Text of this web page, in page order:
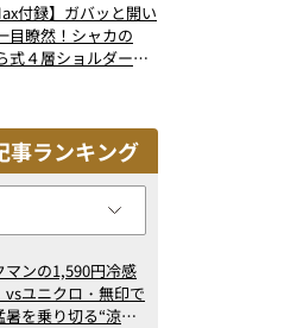
付録】ガバッと開い
目瞭然！シャカの
式４層ショルダーバ
事ランキング
マンの1,590円冷感
vsユニクロ・無印で
暑を乗り切る“涼感